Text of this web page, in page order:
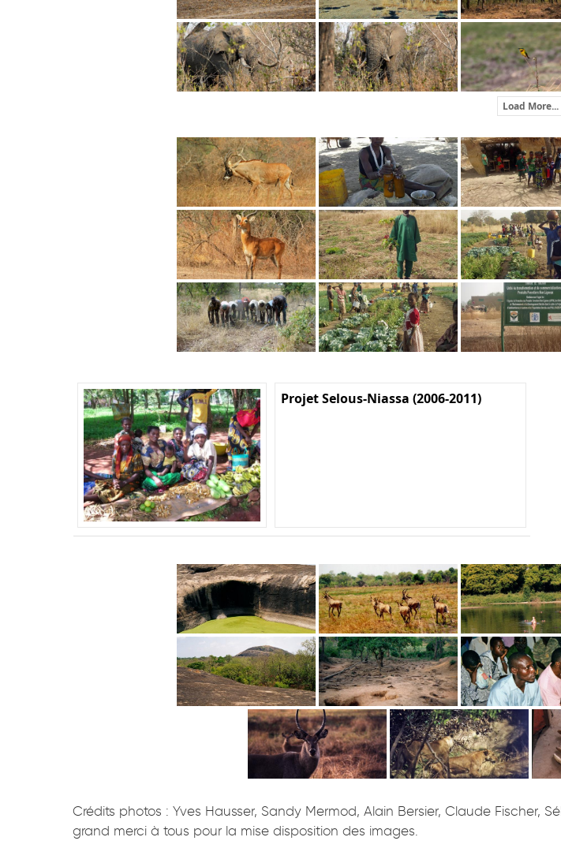
Load More...
Projet Selous-Niassa (2006-2011)
Crédits photos : Yves Hausser, Sandy Mermod, Alain Bersier, Claude Fischer,
grand merci à tous pour la mise disposition des images.